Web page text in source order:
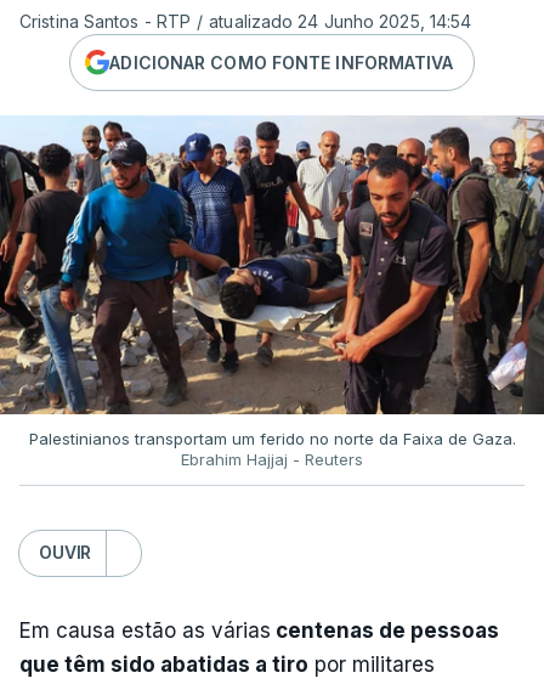
Cristina Santos - RTP / atualizado 24 Junho 2025, 14:54
ADICIONAR COMO FONTE INFORMATIVA
Palestinianos transportam um ferido no norte da Faixa de Gaza.
Ebrahim Hajjaj - Reuters
OUVIR
Em causa estão as várias centenas de pessoas
que têm sido abatidas a tiro por militares